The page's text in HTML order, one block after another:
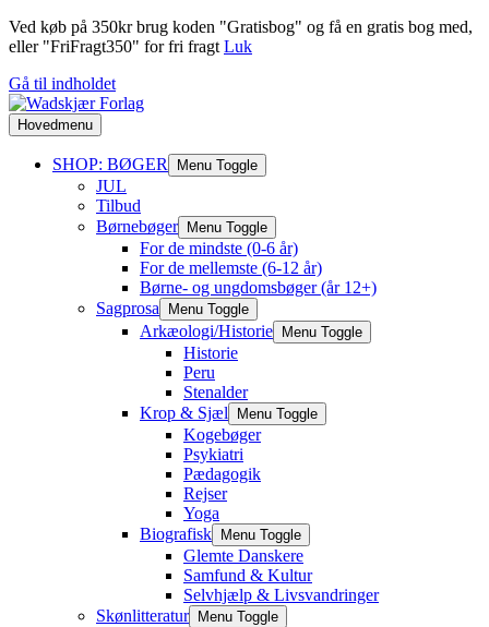
Ved køb på 350kr brug koden "Gratisbog" og få en gratis bog med,
eller "FriFragt350" for fri fragt Luk
Gå til indholdet
Hovedmenu
SHOP: BØGER Menu Toggle
JUL
Tilbud
Børnebøger
Menu Toggle
For de mindste (0-6 år)
For de mellemste (6-12 år)
Børne- og ungdomsbøger (år 12+)
Sagprosa
Menu Toggle
Arkæologi/Historie Menu Toggle
Historie
Peru
Stenalder
Krop & Sjæl
Menu Toggle
Kogebøger
Psykiatri
Pædagogik
Rejser
Yoga
Biografisk
Menu Toggle
Glemte Danskere
Samfund & Kultur
Selvhjælp & Livsvandringer
Skønlitteratur
Menu Toggle